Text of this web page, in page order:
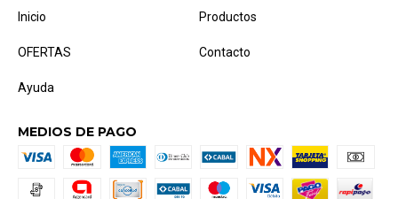
Inicio Productos
OFERTAS Contacto
Ayuda
MEDIOS DE PAGO